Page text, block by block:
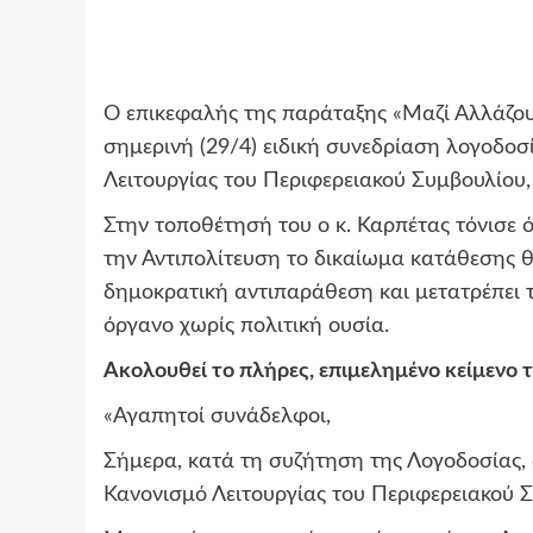
Ο επικεφαλής της παράταξης «Μαζί
σημερινή (29/4) ειδική συνεδρίαση
Λειτουργίας του Περιφερειακού
Στην τοποθέτησή του ο κ. Καρπέτας τόνισε
την Αντιπολίτευση το δικαίωμα
δημοκρατική αντιπαράθεση και μετατρέπει
όργανο χωρίς πολιτική ουσία.
Ακολουθεί το πλήρες, επιμελημένο κείμενο
«Αγαπητοί συνάδελφοι,
Σήμερα, κατά τη συζήτηση της
Κανονισμό Λειτουργίας του Περιφερειακού